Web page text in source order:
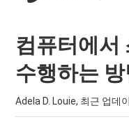
컴퓨터에서
수행하는
Adela D. Louie, 최근 업데